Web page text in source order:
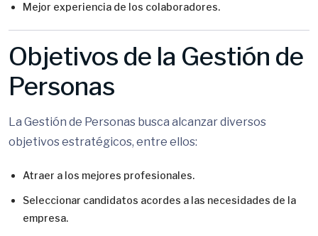
Mejor experiencia de los colaboradores.
Objetivos de la Gestión de
Personas
La Gestión de Personas busca alcanzar diversos
objetivos estratégicos, entre ellos:
Atraer a los mejores profesionales.
Seleccionar candidatos acordes a las necesidades de la
empresa.